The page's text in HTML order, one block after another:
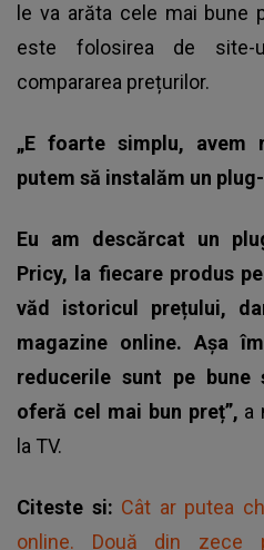
le va arăta cele mai bune
este folosirea de site-
compararea prețurilor.
„E foarte simplu, avem
putem să instalăm un
Eu am descărcat un
Pricy, la fiecare produs
văd istoricul prețului,
magazine online. Așa
reducerile sunt pe
oferă cel mai bun preț”, a
la TV.
Citeste si: Cât ar putea
online. Două din zece